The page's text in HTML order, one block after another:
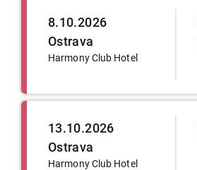
8.10.2026
Ostrava
Harmony Club Hotel
13.10.2026
Ostrava
Harmony Club Hotel